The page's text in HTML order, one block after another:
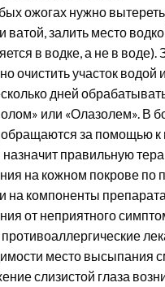
ожогах нужно вытереть
ватой, залить место
в водке, а не в воде).
очистить участок водой
дней
или «Олазолем». В
обращаются за помощью к
назначит правильную
на кожном покрове по
на компоненты
от неприятного
место высыпания
слизистой глаза